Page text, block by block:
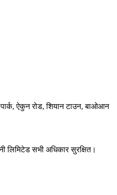
ऐकुन रोड, शियान टाउन, बाओआन
लिमिटेड सभी अधिकार सुरक्षित।